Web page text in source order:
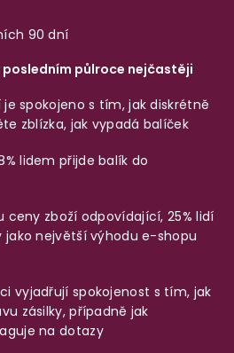
90 dní
posledním půlroce nejčastěji
je spokojeno s tím, jak diskrétně
zblízka, jak vypadá balíček
lidem přijde balík do
ceny zboží odpovídající, 25% lidí
jako největší výhodu e-shopu
vyjadřují spokojenost s tím, jak
zásilky, případně jak
na dotazy